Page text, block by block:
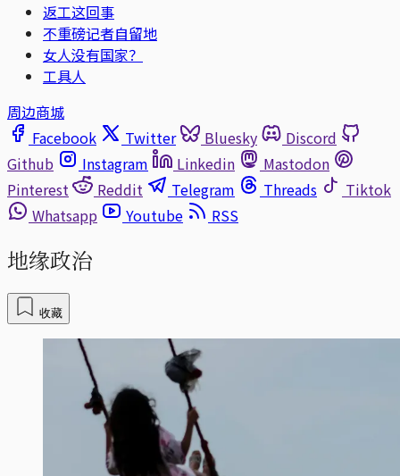
返工这回事
不重磅记者自留地
女人没有国家？
工具人
周边商城
Facebook
Twitter Bluesky
Discord
Github
Instagram Linkedin
Mastodon
Pinterest
Reddit Telegram Threads
Tiktok
Whatsapp
Youtube RSS
地缘政治
收藏